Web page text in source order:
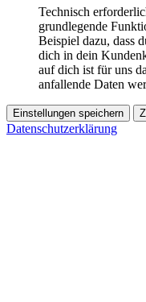
Technisch
grundlegende
Beispiel dazu, dass
dich in dein
auf dich ist für uns
anfallende Daten
Einstellungen speichern
Datenschutzerklärung